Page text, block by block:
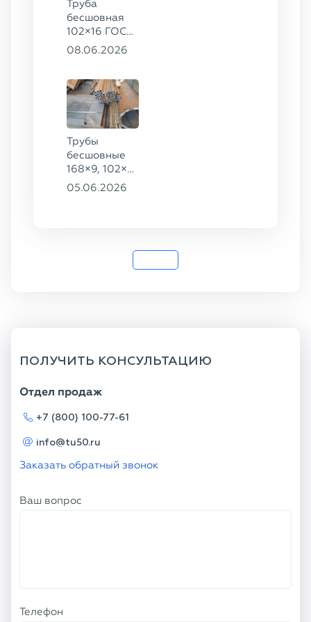
Труба
бесшовная
102×16 ГОСТ
8732-78, ст.
08.06.2026
Трубы
бесшовные
168×9, 102×4,
102×16,
05.06.2026
ПОЛУЧИТЬ КОНСУЛЬТАЦИЮ
Отдел продаж
+7 (800) 100-77-61
info@tu50.ru
Заказать обратный звонок
Ваш вопрос